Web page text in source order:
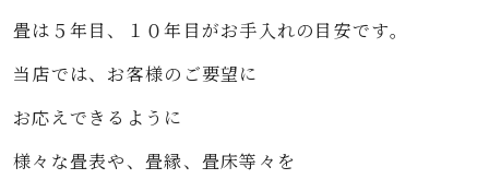
畳は５年目、１０年目がお手入れの目安です。
当店では、お客様のご要望に
お応えできるように
様々な畳表や、畳縁、畳床等々を